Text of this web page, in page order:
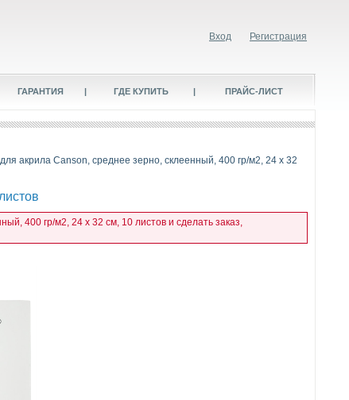
Вход Регистрация
ГАРАНТИЯ | ГДЕ КУПИТЬ | ПРАЙС-ЛИСТ
акрила Canson, среднее зерно, склеенный, 400 гр/м2, 24 x 32
400 гр/м2, 24 x 32 см, 10 листов и сделать заказ,